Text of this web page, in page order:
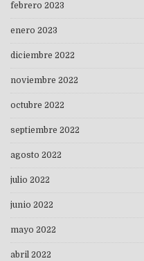
febrero 2023
enero 2023
diciembre 2022
noviembre 2022
octubre 2022
septiembre 2022
agosto 2022
julio 2022
junio 2022
mayo 2022
abril 2022